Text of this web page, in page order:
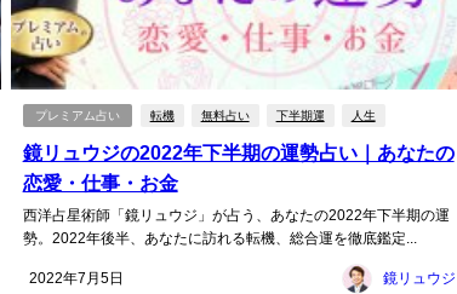
プレミアム占い 転機 無料占い 下半期運 人生
鏡リュウジの2022年下半期の運勢占い｜あなたの
恋愛・仕事・お金
西洋占星術師「鏡リュウジ」が占う、あなたの2022年下半期の運
勢。2022年後半、あなたに訪れる転機、総合運を徹底鑑定...
2022年7月5日 鏡リュウジ